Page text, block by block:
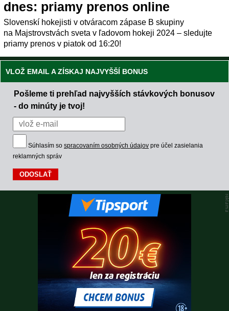
dnes: priamy prenos online
Slovenskí hokejisti v otváracom zápase B skupiny
na Majstrovstvách sveta v ľadovom hokeji 2024 – sledujte
priamy prenos v piatok od 16:20!
VLOŽ EMAIL A ZÍSKAJ NAJVYŠŠÍ BONUS
Pošleme ti prehľad najvyšších stávkových bonusov
- do minúty je tvoj!
Súhlasím so spracovaním osobných údajov pre účel zasielania
reklamných správ